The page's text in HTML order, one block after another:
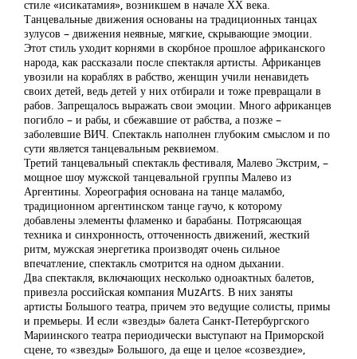
стиле «исикатамия», возникшем в начале ХХ века.
Танцевальные движения основаны на традиционных танцах
зулусов – движения неявные, мягкие, скрывающие эмоции.
Этот стиль уходит корнями в скорбное прошлое африканского
народа, как рассказали после спектакля артисты. Африканцев
увозили на кораблях в рабство, женщин учили ненавидеть
своих детей, ведь детей у них отбирали и тоже превращали в
рабов. Запрещалось выражать свои эмоции. Много африканцев
погибло – и рабы, и сбежавшие от рабства, а позже –
заболевшие ВИЧ. Спектакль наполнен глубоким смыслом и по
сути является танцевальным реквиемом.
Третий танцевальный спектакль фестиваля, Малево Экстрим, –
мощное шоу мужской танцевальной группы Малево из
Аргентины. Хореография основана на танце маламбо,
традиционном аргентинском танце гаучо, к которому
добавлены элементы фламенко и барабаны. Потрясающая
техника и синхронность, отточенность движений, жесткий
ритм, мужская энергетика производят очень сильное
впечатление, спектакль смотрится на одном дыхании.
Два спектакля, включающих несколько одноактных балетов,
привезла российская компания MuzArts. В них заняты
артисты Большого театра, причем это ведущие солисты, примы
и премьеры. И если «звезды» балета Санкт-Петербургского
Мариинского театра периодически выступают на Приморской
сцене, то «звезды» Большого, да еще и целое «созвездие»,